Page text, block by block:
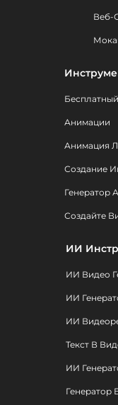
Веб-
Анимации
Анимация
Создание
Генератор
Создайте
ИИ
ИИ Видео
ИИ
ИИ
Текст В
ИИ
Генератор